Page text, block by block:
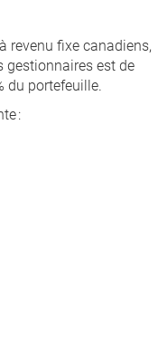
revenu fixe canadiens,
gestionnaires est de
du portefeuille.
: